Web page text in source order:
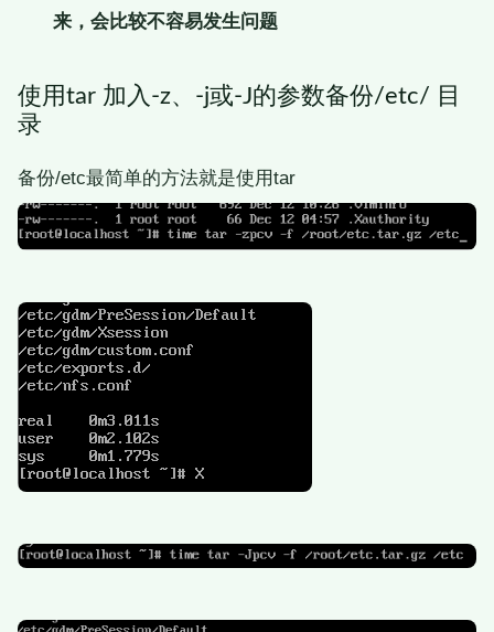
来，会比较不容易发生问题
使用tar 加入-z、-j或-J的参数备份/etc/ 目
录
备份/etc最简单的方法就是使用tar